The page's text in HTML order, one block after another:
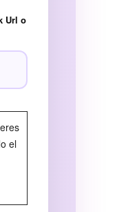
Url o
el